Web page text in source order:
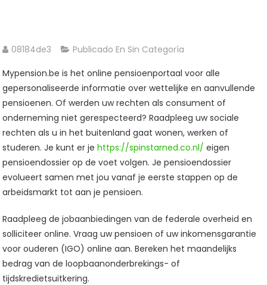
08184de3
Publicado En Sin Categoría
Mypension.be is het online pensioenportaal voor alle
gepersonaliseerde informatie over wettelijke en aanvullende
pensioenen. Of werden uw rechten als consument of
onderneming niet gerespecteerd? Raadpleeg uw sociale
rechten als u in het buitenland gaat wonen, werken of
studeren. Je kunt er jehttps://spinstarned.co.nl/ eigen
pensioendossier op de voet volgen. Je pensioendossier
evolueert samen met jou vanaf je eerste stappen op de
arbeidsmarkt tot aan je pensioen.
Raadpleeg de jobaanbiedingen van de federale overheid en
solliciteer online. Vraag uw pensioen of uw inkomensgarantie
voor ouderen (IGO) online aan. Bereken het maandelijks
bedrag van de loopbaanonderbrekings- of
tijdskredietsuitkering.